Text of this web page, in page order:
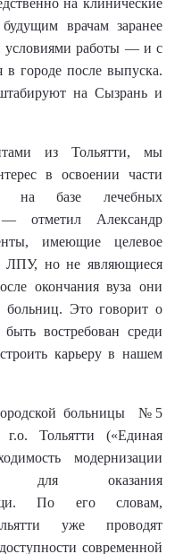
на клинические
врачам заранее
условиями работы — и с
в городе после выпуска.
на Сызрань и
из Тольятти, мы
в освоении части
на базе лечебных
отметил Александр
имеющие целевое
ЛПУ, но не являющиеся
окончания вуза они
больниц. Это говорит о
востребован среди
карьеру в нашем
больницы
№5
Тольятти («Единая
модернизации
для оказания
По его словам,
уже проводят
современной